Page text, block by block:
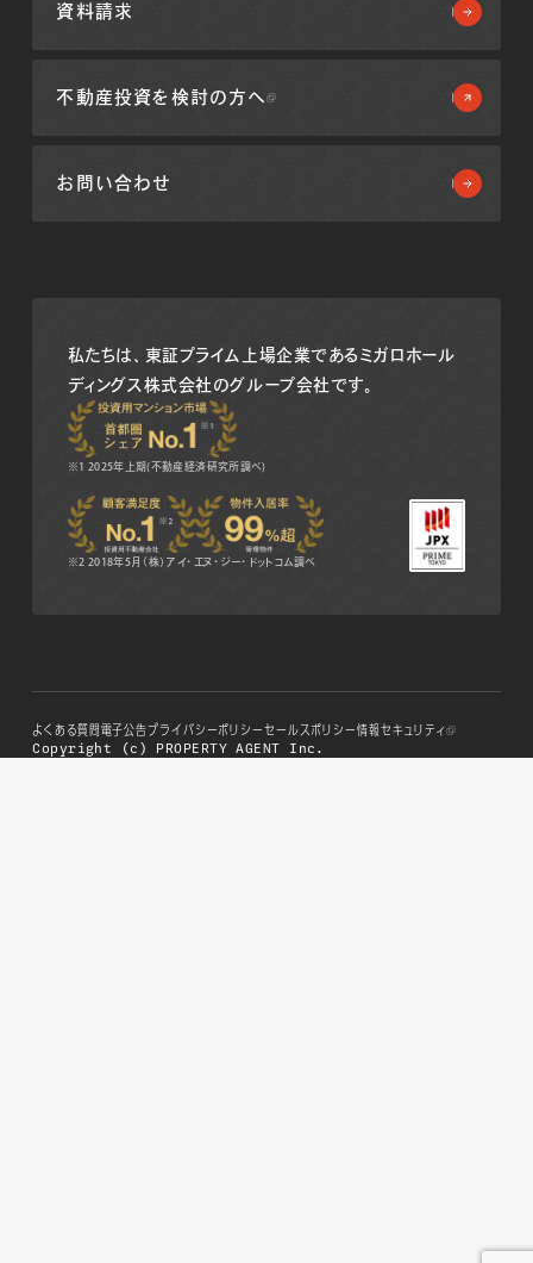
資料請求
不動産投資を 検討の方へ
お問い合わせ
私たちは、東証プライム上場企業である ミガロホール
ディングス株式会社のグループ会社です。
※1 2025年上期(不動産経済研究所調べ)
※2 2018年5月（株）アイ・エヌ・ジー・ドットコム調べ
よくある質問電子公告プライバシーポリシーセールスポリシー情報セキュリティ
Copyright (c) PROPERTY AGENT Inc.